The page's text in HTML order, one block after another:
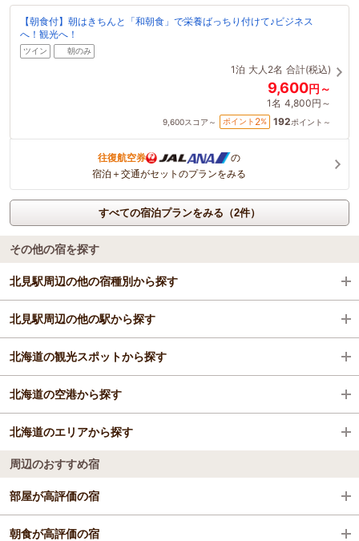
【朝食付】朝はきちんと「和朝食」で栄養ばっちり付けて♪ビジネス
へ！観光へ！
ツイン 朝のみ
1泊 大人2名 合計(税込)
9,600円～
1名 4,800円～
9,600スコア～ ポイント 2% 192ポイント～
往復航空券
の
宿泊＋交通がセットのプランをみる
すべての宿泊プランをみる（2件）
その他の宿を探す
北見駅周辺の他の宿種別から探す
ビジネスホテル
旅館
格安ホテル
北見駅周辺の他の駅から探す
網走駅
遠軽駅
女満別駅
美幌駅
北海道の観光スポットから探す
大通公園
大和ハウスプレミストドーム
札幌市時計台
北海道の空港から探す
新千歳空港
女満別空港
北海道のエリアから探す
札幌
周辺のおすすめ宿
部屋が高評価の宿
知床天然温泉 ルートイングランティア知床 -斜里駅
朝食が高評価の宿